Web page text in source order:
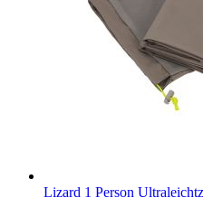
Lizard 1 Person